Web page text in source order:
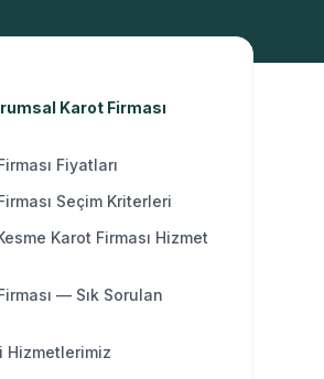
Karot Firması
Fiyatları
Seçim Kriterleri
Karot Firması Hizmet
— Sık Sorulan